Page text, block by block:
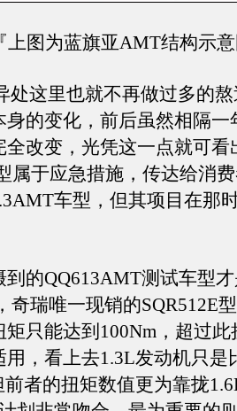
为蓝旗亚AMT结构示意
这里也就不再做过多的熬
身的变化，前后虽然相隔一
全改变，光凭这一点就可看
属于应急措施，传达给消
车型，但其项目在那
QQ613AMT测试车型才
奇瑞唯一现销的SQR512E
只能达到100Nm，超过
用，看上去1.3L发动机只是
者的扭矩数值更为靠拢